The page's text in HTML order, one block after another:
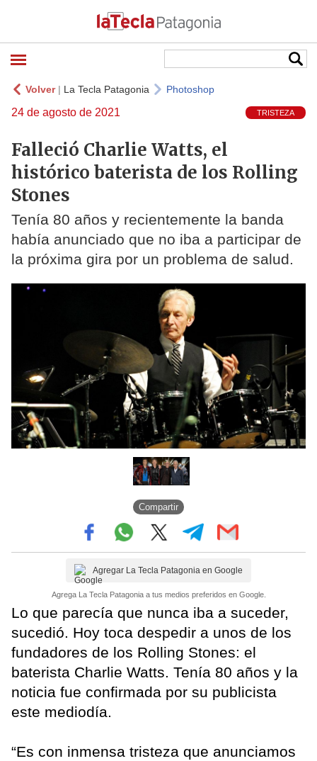
Volver| La Tecla Patagonia Photoshop
24 de agosto de 2021 TRISTEZA
Falleció Charlie Watts, el
histórico baterista de los Rolling
Stones
Tenía 80 años y recientemente la banda
había anunciado que no iba a participar de
la próxima gira por un problema de salud.
Compartir
Agregar La Tecla Patagonia en Google
Agrega La Tecla Patagonia a tus medios preferidos en Google.
Lo que parecía que nunca iba a suceder,
sucedió. Hoy toca despedir a unos de los
fundadores de los Rolling Stones: el
baterista Charlie Watts. Tenía 80 años y la
noticia fue confirmada por su publicista
este mediodía.
“Es con inmensa tristeza que anunciamos